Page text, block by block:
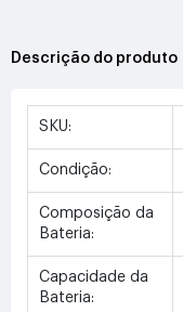
Descrição do produto
SKU:
Condição:
Composição da
Bateria:
Capacidade da
Bateria: